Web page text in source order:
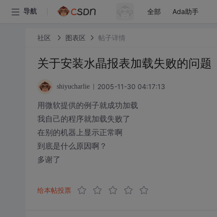
导航 全部 Ada助手
社区 图表区 帖子详情
关于安装水晶报表加载失败的问题
shiyucharlie 2005-11-30 04:17:13
用微软提供的例子就成功加载
我自己的程序就加载失败了
在别的机器上显示正常啊
到底是什么原因啊？
多谢了
给本帖投票